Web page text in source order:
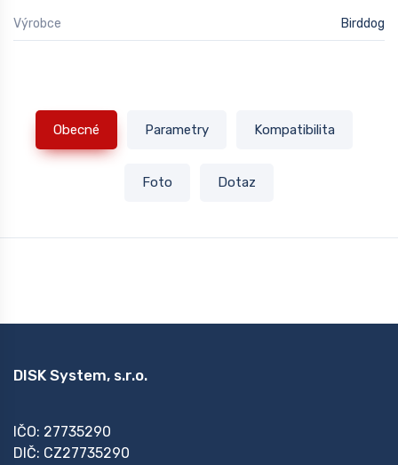
Výrobce Birddog
Obecné Parametry Kompatibilita
Foto Dotaz
DISK System, s.r.o.
IČO: 27735290
DIČ: CZ27735290